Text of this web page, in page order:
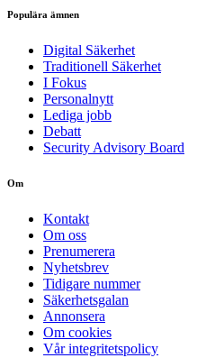
Populära ämnen
Digital Säkerhet
Traditionell Säkerhet
I Fokus
Personalnytt
Lediga jobb
Debatt
Security Advisory Board
Om
Kontakt
Om oss
Prenumerera
Nyhetsbrev
Tidigare nummer
Säkerhetsgalan
Annonsera
Om cookies
Vår integritetspolicy